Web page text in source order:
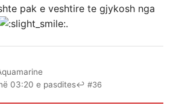
pak e veshtire te gjykosh nga
.
03:20 e pasdites↩ #36